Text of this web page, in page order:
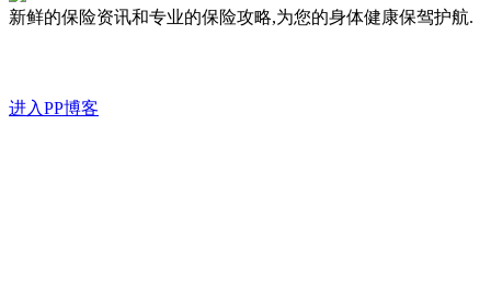
新鲜的保险资讯和专业的保险攻略,为您的身体健康保驾护航.
进入PP博客